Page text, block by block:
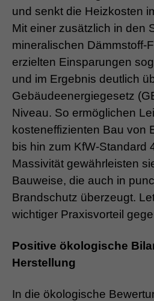
und senkt die Heizkosten
Mit einer zusätzlich in den
mineralischen Dämmstoff-
erzielten Einsparungen
und im Ergebnis deutlich
Gebäudeenergiegesetz
Niveau. So ermöglichen
kosteneffizienten Bau von
bis hin zum KfW-Standard
Massivität gewährleisten
Bauweise, die auch in
Brandschutz überzeugt.
wichtiger Praxisvorteil
Positive ökologische
Herstellung
In die ökologische